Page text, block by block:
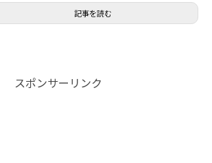
記事を読む
スポンサーリンク